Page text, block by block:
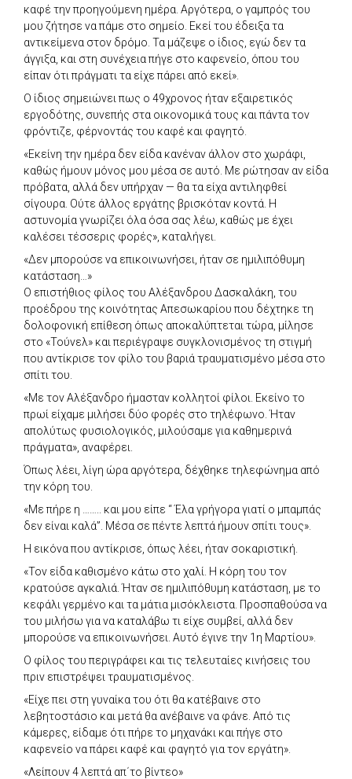
καφέ την προηγούμενη ημέρα. Αργότερα, ο γαμπρός του
μου ζήτησε να πάμε στο σημείο. Εκεί του έδειξα τα
αντικείμενα στον δρόμο. Τα μάζεψε ο ίδιος, εγώ δεν τα
άγγιξα, και στη συνέχεια πήγε στο καφενείο, όπου του
είπαν ότι πράγματι τα είχε πάρει από εκεί».
Ο ίδιος σημειώνει πως ο 49χρονος ήταν εξαιρετικός
εργοδότης, συνεπής στα οικονομικά τους και πάντα τον
φρόντιζε, φέρνοντάς του καφέ και φαγητό.
«Εκείνη την ημέρα δεν είδα κανέναν άλλον στο χωράφι,
καθώς ήμουν μόνος μου μέσα σε αυτό. Με ρώτησαν αν είδα
πρόβατα, αλλά δεν υπήρχαν — θα τα είχα αντιληφθεί
σίγουρα. Ούτε άλλος εργάτης βρισκόταν κοντά. Η
αστυνομία γνωρίζει όλα όσα σας λέω, καθώς με έχει
καλέσει τέσσερις φορές», καταλήγει.
«Δεν μπορούσε να επικοινωνήσει, ήταν σε ημιλιπόθυμη
κατάσταση…»
Ο επιστήθιος φίλος του Αλέξανδρου Δασκαλάκη, του
προέδρου της κοινότητας Απεσωκαρίου που δέχτηκε τη
δολοφονική επίθεση όπως αποκαλύπτεται τώρα, μίλησε
στο «Τούνελ» και περιέγραψε συγκλονισμένος τη στιγμή
που αντίκρισε τον φίλο του βαριά τραυματισμένο μέσα στο
σπίτι του.
«Με τον Αλέξανδρο ήμασταν κολλητοί φίλοι. Εκείνο το
πρωί είχαμε μιλήσει δύο φορές στο τηλέφωνο. Ήταν
απολύτως φυσιολογικός, μιλούσαμε για καθημερινά
πράγματα», αναφέρει.
Όπως λέει, λίγη ώρα αργότερα, δέχθηκε τηλεφώνημα από
την κόρη του.
«Με πήρε η …….. και μου είπε “ Έλα γρήγορα γιατί ο μπαμπάς
δεν είναι καλά”. Μέσα σε πέντε λεπτά ήμουν σπίτι τους».
Η εικόνα που αντίκρισε, όπως λέει, ήταν σοκαριστική.
«Τον είδα καθισμένο κάτω στο χαλί. Η κόρη του τον
κρατούσε αγκαλιά. Ήταν σε ημιλιπόθυμη κατάσταση, με το
κεφάλι γερμένο και τα μάτια μισόκλειστα. Προσπαθούσα να
του μιλήσω για να καταλάβω τι είχε συμβεί, αλλά δεν
μπορούσε να επικοινωνήσει. Αυτό έγινε την 1η Μαρτίου».
Ο φίλος του περιγράφει και τις τελευταίες κινήσεις του
πριν επιστρέψει τραυματισμένος.
«Είχε πει στη γυναίκα του ότι θα κατέβαινε στο
λεβητοστάσιο και μετά θα ανέβαινε να φάνε. Από τις
κάμερες, είδαμε ότι πήρε το μηχανάκι και πήγε στο
καφενείο να πάρει καφέ και φαγητό για τον εργάτη».
«Λείπουν 4 λεπτά απ΄το βίντεο»